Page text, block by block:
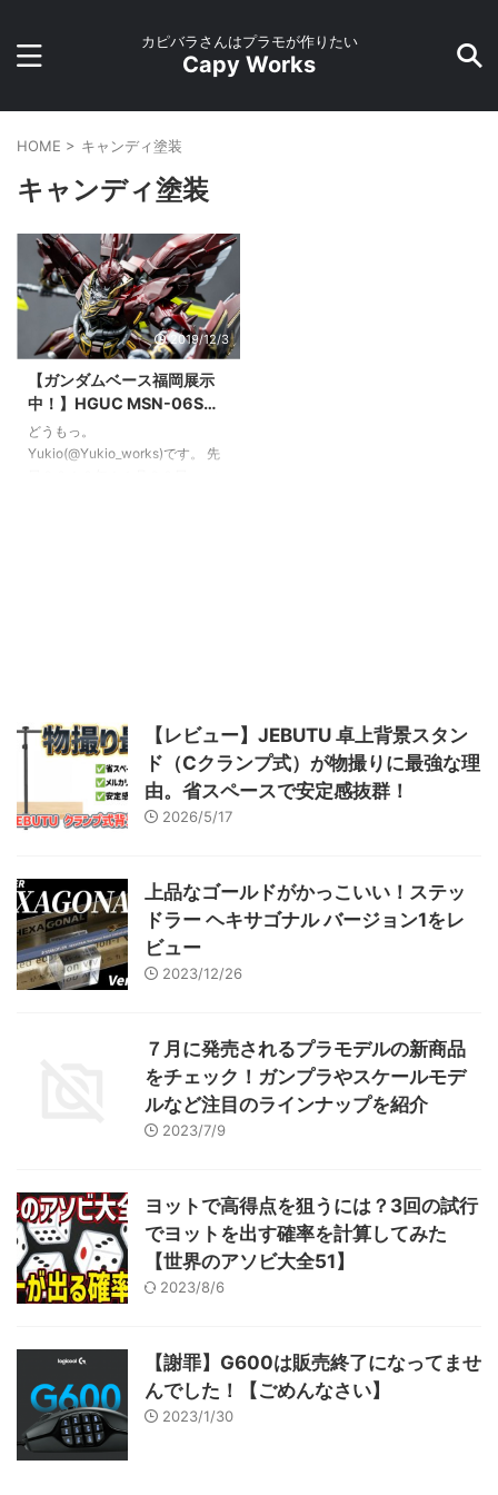
カピバラさんはプラモが作りたい
Capy Works
HOME > キャンディ塗装
キャンディ塗装
2019/12/3
【ガンダムベース福岡展示
中！】HGUC MSN-06Sシ
ナンジュ "Claret"完成！
どうもっ。
Yukio(@Yukio_works)です。 先
を知ったのは、応募受付開始のあ
と。その週発売のペーネロペーを
全塗装して応募するつもりでした
が、いざ発売されたパッケージ ...
【レビュー】JEBUTU 卓上背景スタン
ド（Cクランプ式）が物撮りに最強な理
由。省スペースで安定感抜群！
2026/5/17
上品なゴールドがかっこいい！ステッ
ドラー ヘキサゴナル バージョン1をレ
ビュー
2023/12/26
７月に発売されるプラモデルの新商品
をチェック！ガンプラやスケールモデ
ルなど注目のラインナップを紹介
2023/7/9
ヨットで高得点を狙うには？3回の試行
でヨットを出す確率を計算してみた
【世界のアソビ大全51】
2023/8/6
【謝罪】G600は販売終了になってませ
んでした！【ごめんなさい】
2023/1/30